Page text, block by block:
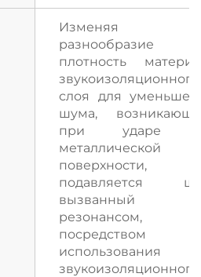
Изменяя
разнообразие
плотность
звукоизоляционного
слоя для
шума,
при ударе
металлической
поверхности,
подавляется
вызванный
резонансом,
посредством
использования
звукоизоляционного